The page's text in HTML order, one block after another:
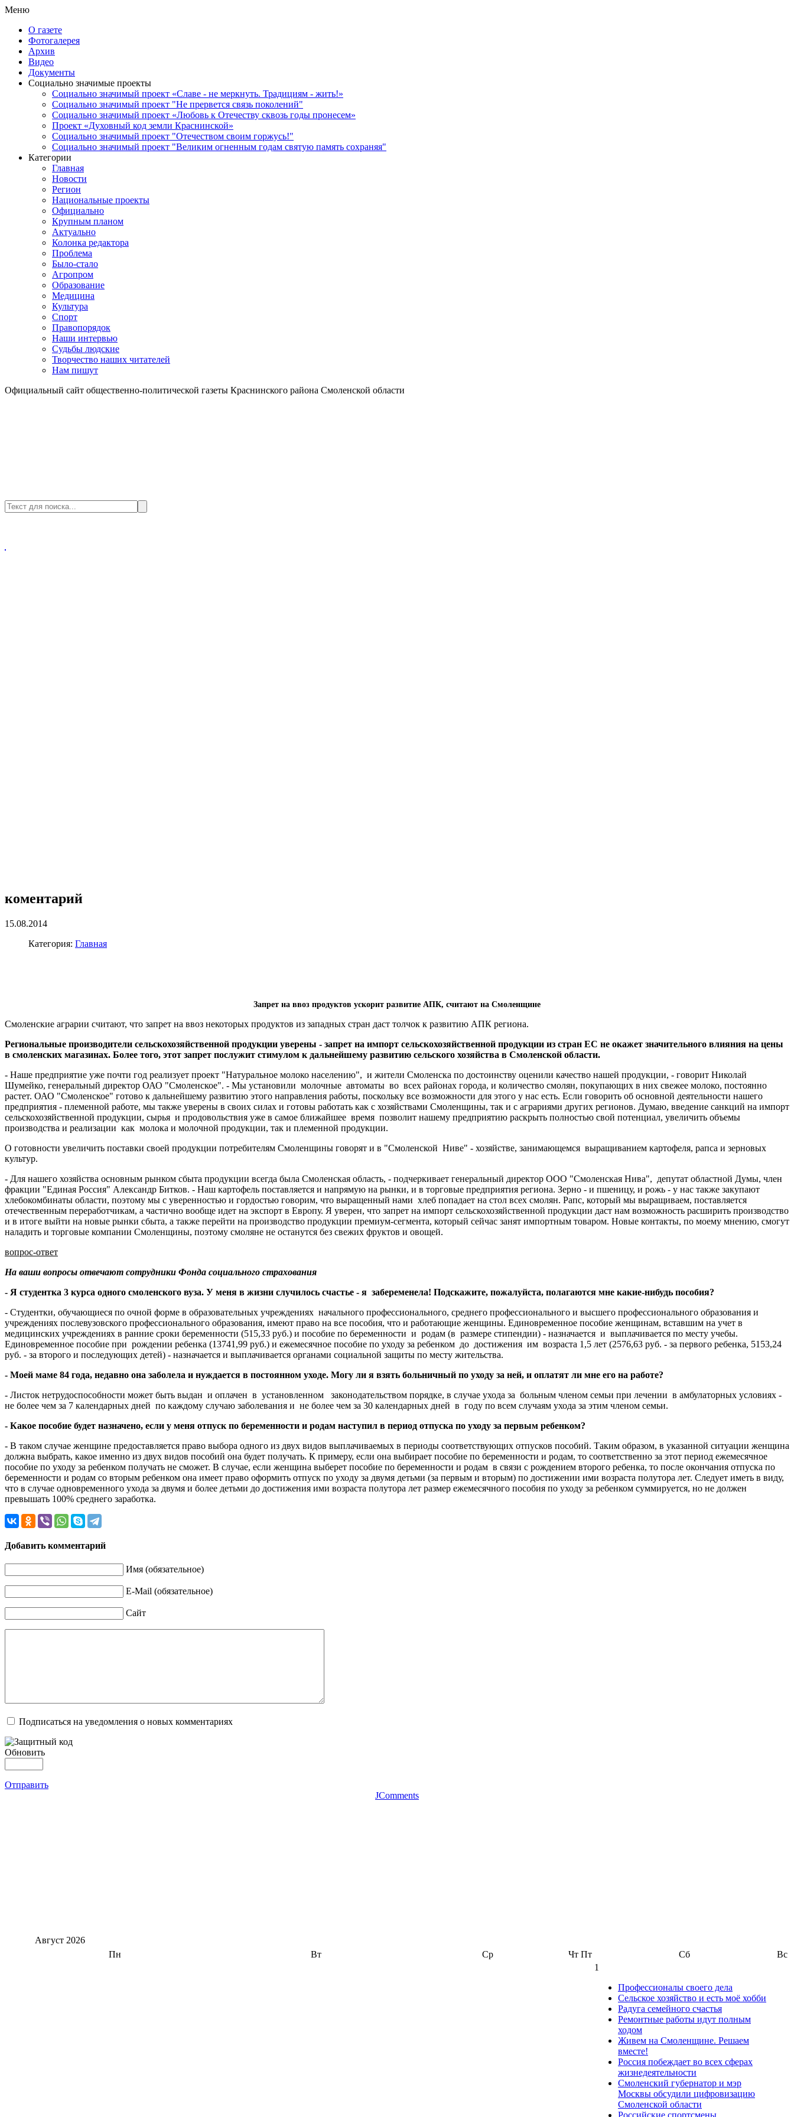
Меню
О газете
Фотогалерея
Архив
Видео
Документы
Социально значимые проекты
Социально значимый проект «Славе - не меркнуть. Традициям - жить!»
Социально значимый проект "Не прервется связь поколений"
Социально значимый проект «Любовь к Отечеству сквозь годы пронесем»
Проект «Духовный код земли Краснинской»
Социально значимый проект "Отечеством своим горжусь!"
Социально значимый проект "Великим огненным годам святую память сохраняя"
Категории
Главная
Новости
Регион
Национальные проекты
Официально
Крупным планом
Актуально
Колонка редактора
Проблема
Было-стало
Агропром
Образование
Медицина
Культура
Спорт
Правопорядок
Наши интервью
Судьбы людские
Творчество наших читателей
Нам пишут
Официальный сайт общественно-политической газеты Краснинского района Смоленской области
коментарий
15.08.2014
Категория: Главная
Запрет на ввоз продуктов ускорит развитие АПК, считают на Смоленщине
Смоленские аграрии считают, что запрет на ввоз некоторых продуктов из западных стран даст толчок к развитию АПК региона.
Региональные производители сельскохозяйственной продукции уверены - запрет на импорт сельскохозяйственной продукции из стран ЕС не окажет значительного влияния на цены
в смоленских магазинах. Более того, этот запрет послужит стимулом к дальнейшему развитию сельского хозяйства в Смоленской области.
- Наше предприятие уже почти год реализует проект "Натуральное молоко населению", и жители Смоленска по достоинству оценили качество нашей продукции, - говорит Николай
Шумейко, генеральный директор ОАО "Смоленское". - Мы установили молочные автоматы во всех районах города, и количество смолян, покупающих в них свежее молоко, постоянно
растет. ОАО "Смоленское" готово к дальнейшему развитию этого направления работы, поскольку все возможности для этого у нас есть. Если говорить об основной деятельности нашего
предприятия - племенной работе, мы также уверены в своих силах и готовы работать как с хозяйствами Смоленщины, так и с аграриями других регионов. Думаю, введение санкций на импорт
сельскохозяйственной продукции, сырья и продовольствия уже в самое ближайшее время позволит нашему предприятию раскрыть полностью свой потенциал, увеличить объемы
производства и реализации как молока и молочной продукции, так и племенной продукции.
О готовности увеличить поставки своей продукции потребителям Смоленщины говорят и в "Смоленской Ниве" - хозяйстве, занимающемся выращиванием картофеля, рапса и зерновых
культур.
- Для нашего хозяйства основным рынком сбыта продукции всегда была Смоленская область, - подчеркивает генеральный директор ООО "Смоленская Нива", депутат областной Думы, член
фракции "Единая Россия" Александр Битков. - Наш картофель поставляется и напрямую на рынки, и в торговые предприятия региона. Зерно - и пшеницу, и рожь - у нас также закупают
хлебокомбинаты области, поэтому мы с уверенностью и гордостью говорим, что выращенный нами хлеб попадает на стол всех смолян. Рапс, который мы выращиваем, поставляется
отечественным переработчикам, а частично вообще идет на экспорт в Европу. Я уверен, что запрет на импорт сельскохозяйственной продукции даст нам возможность расширить производство
и в итоге выйти на новые рынки сбыта, а также перейти на производство продукции премиум-сегмента, который сейчас занят импортным товаром. Новые контакты, по моему мнению, смогут
наладить и торговые компании Смоленщины, поэтому смоляне не останутся без свежих фруктов и овощей.
вопрос-ответ
На ваши вопросы отвечают сотрудники Фонда социального страхования
- Я студентка 3 курса одного смоленского вуза. У меня в жизни случилось счастье - я забеременела! Подскажите, пожалуйста, полагаются мне какие-нибудь пособия?
- Студентки, обучающиеся по очной форме в образовательных учреждениях начального профессионального, среднего профессионального и высшего профессионального образования и
учреждениях послевузовского профессионального образования, имеют право на все пособия, что и работающие женщины. Единовременное пособие женщинам, вставшим на учет в
медицинских учреждениях в ранние сроки беременности (515,33 руб.) и пособие по беременности и родам (в размере стипендии) - назначается и выплачивается по месту учебы.
Единовременное пособие при рождении ребенка (13741,99 руб.) и ежемесячное пособие по уходу за ребенком до достижения им возраста 1,5 лет (2576,63 руб. - за первого ребенка, 5153,24
руб. - за второго и последующих детей) - назначается и выплачивается органами социальной защиты по месту жительства.
- Моей маме 84 года, недавно она заболела и нуждается в постоянном уходе. Могу ли я взять больничный по уходу за ней, и оплатят ли мне его на работе?
- Листок нетрудоспособности может быть выдан и оплачен в установленном законодательством порядке, в случае ухода за больным членом семьи при лечении в амбулаторных условиях -
не более чем за 7 календарных дней по каждому случаю заболевания и не более чем за 30 календарных дней в году по всем случаям ухода за этим членом семьи.
- Какое пособие будет назначено, если у меня отпуск по беременности и родам наступил в период отпуска по уходу за первым ребенком?
- В таком случае женщине предоставляется право выбора одного из двух видов выплачиваемых в периоды соответствующих отпусков пособий. Таким образом, в указанной ситуации женщина
должна выбрать, какое именно из двух видов пособий она будет получать. К примеру, если она выбирает пособие по беременности и родам, то соответственно за этот период ежемесячное
пособие по уходу за ребенком получать не сможет. В случае, если женщина выберет пособие по беременности и родам в связи с рождением второго ребенка, то после окончания отпуска по
беременности и родам со вторым ребенком она имеет право оформить отпуск по уходу за двумя детьми (за первым и вторым) по достижении ими возраста полутора лет. Следует иметь в виду,
что в случае одновременного ухода за двумя и более детьми до достижения ими возраста полутора лет размер ежемесячного пособия по уходу за ребенком суммируется, но не должен
превышать 100% среднего заработка.
Добавить комментарий
Имя (обязательное)
E-Mail (обязательное)
Сайт
Подписаться на уведомления о новых комментариях
Обновить
Отправить
JComments
Август 2026
Пн
Вт Ср Чт Пт Сб
Вс
1
Профессионалы своего дела
Сельское хозяйство и есть моё хобби
Радуга семейного счастья
Ремонтные работы идут полным
ходом
Живем на Смоленщине. Решаем
вместе!
Россия побеждает во всех сферах
жизнедеятельности
Смоленский губернатор и мэр
Москвы обсудили цифровизацию
Смоленской области